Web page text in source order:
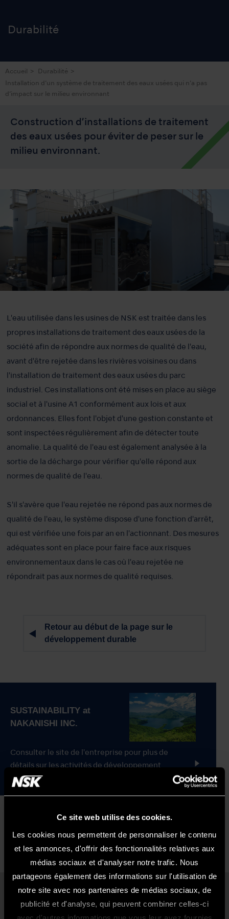
Ce site web utilise des cookies.
Les cookies nous permettent de personnaliser le contenu
et les annonces, d'offrir des fonctionnalités relatives aux
médias sociaux et d'analyser notre trafic. Nous
partageons également des informations sur l'utilisation de
notre site avec nos partenaires de médias sociaux, de
publicité et d'analyse, qui peuvent combiner celles-ci
Bienvenue Sur Le Site NSK France
Durabilité
Accueil
Durabilité
Installation d‘un système de traitement des eaux usées qui n‘a pas
d‘impact sur le milieu environnant
Construction d’installations de traitement
des eaux usées pour éviter de peser sur le
milieu environnant.
L'eau utilisée dans les usines de NSK est traitée dans les
propres installations de traitement des eaux usées de la
société afin de répondre aux normes de qualité de l'eau,
avant d'être rejetée dans les rivières voisines ou dans
l'installation de traitement des eaux usées du parc
industriel. Ces installations ont été mises en place au siège
social et à l'usine A1 conformément aux lois et aux
ordonnances. Elles font l'objet d'une gestion constante et
sont inspectées régulièrement afin de détecter toute
anomalie. La qualité de l'eau est également analysée à la
sortie de la décharge pour vérifier qu'elle répond aux
normes de qualité de l'eau.
S'il s'avère que l'eau rejetée ne répond pas aux normes de
qualité de l'eau, le système dispose d'une fonction d'arrêt,
qui est vérifiée une fois par an en l'actionnant. Des mesures
adéquates sont en place pour faire face aux risques
environnementaux dans le cas où l'eau rejetée ne
répondrait pas aux normes de qualité requises.
Retour au début de la page sur le
développement durable
Consulter le site de l'entreprise pour plus de
détails sur les activités de développement
durable de NSK
Produits